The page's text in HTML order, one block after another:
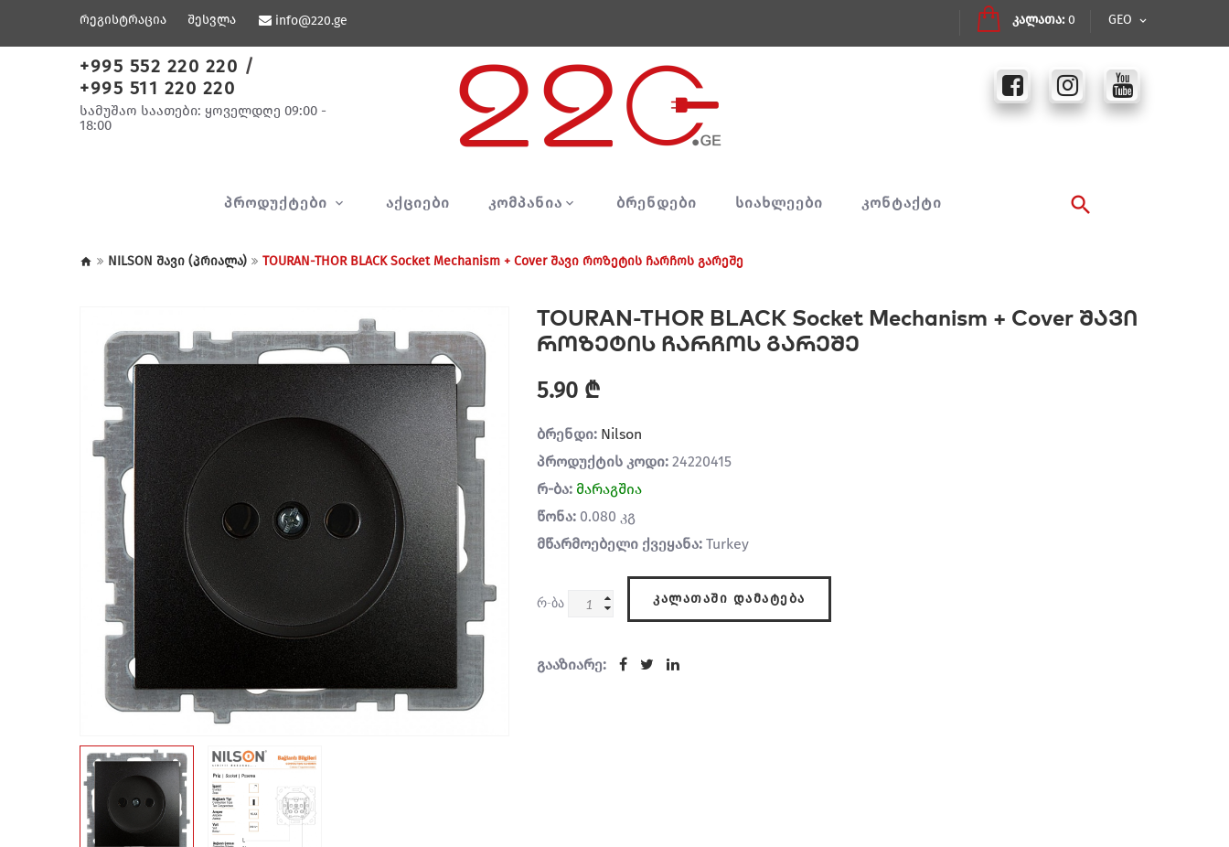
რეგისტრაცია შესვლა GEO
კალათა: 0
info@220.ge
+995 552 220 220 /
+995 511 220 220
სამუშაო საათები: ყოველდღე 09:00 -
18:00
ᲞᲠᲝᲓᲣᲥᲢᲔᲑᲘ ᲐᲥᲪᲘᲔᲑᲘ ᲙᲝᲛᲞᲐᲜᲘᲐ ᲑᲠᲔᲜᲓᲔᲑᲘ ᲡᲘᲐᲮᲚᲔᲔᲑᲘ ᲙᲝᲜᲢᲐᲥᲢᲘ
NILSON შავი (პრიალა) TOURAN-THOR BLACK Socket Mechanism + Cover შავი როზეტის ჩარჩოს გარეშე
TOURAN-THOR BLACK Socket Mechanism + Cover შავი
როზეტის ჩარჩოს გარეშე
5.90 ₾
ბრენდი: Nilson
პროდუქტის კოდი: 24220415
რ-ბა: მარაგშია
წონა: 0.080 კგ
მწარმოებელი ქვეყანა: Turkey
რ-ბა ᲙᲐᲚᲐᲗᲐᲨᲘ ᲓᲐᲛᲐᲢᲔᲑᲐ
გააზიარე: